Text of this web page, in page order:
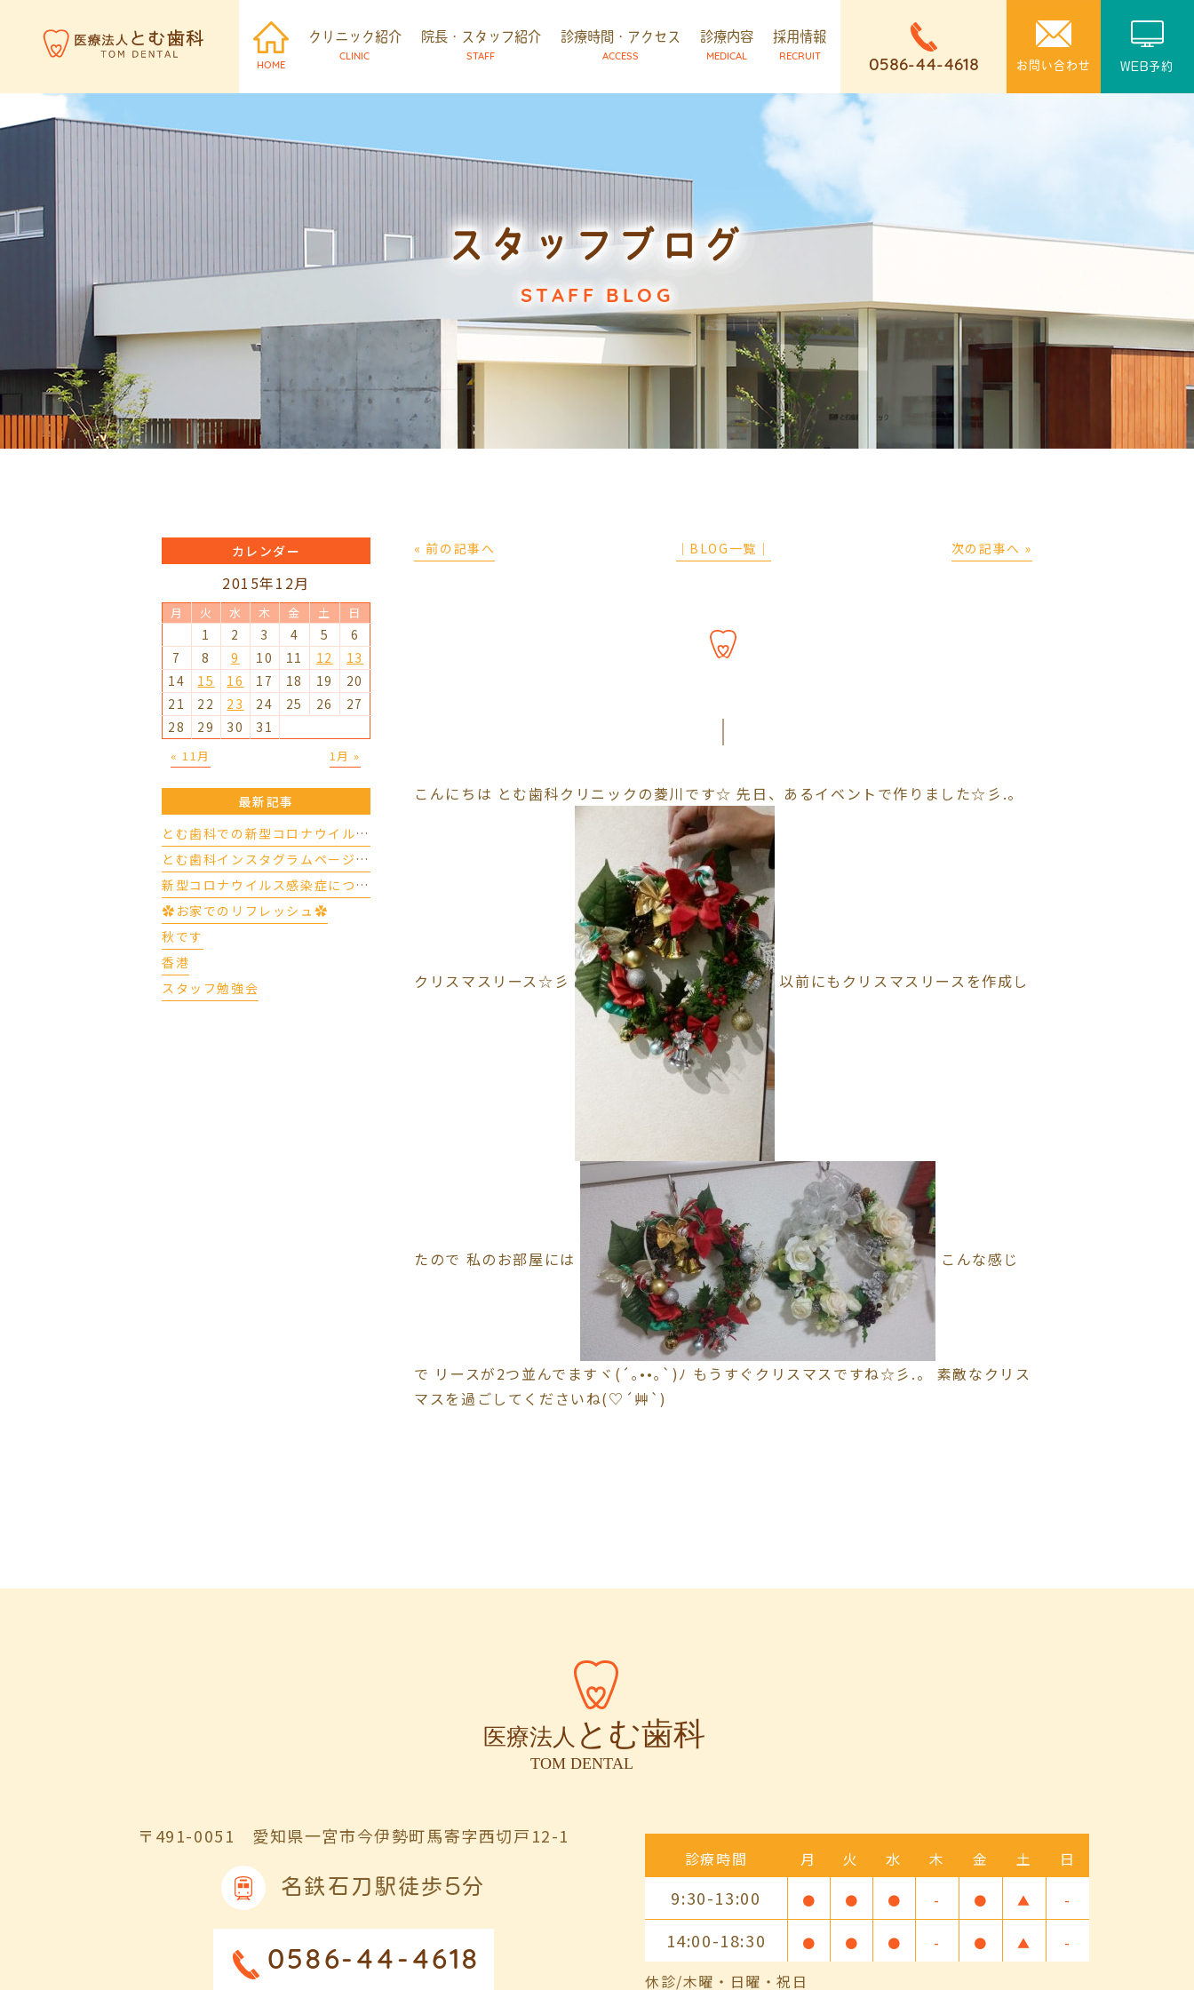
0586-44-4618 お問い合わせ WEB予約
HOME
クリニック紹介
CLINIC
院長・スタッフ紹介
STAFF
診療時間・アクセス
ACCESS
診療内容
MEDICAL
採用情報
RECRUIT
スタッフブログ
STAFF BLOG
« 前の記事へ │BLOG一覧│ 次の記事へ »
こんにちは とむ歯科クリニックの菱川です☆ 先日、あるイベントで作りました☆彡.。
クリスマスリース☆彡 以前にもクリスマスリースを作成し
たので 私のお部屋には こんな感じ
で リースが2つ並んでますヾ(´｡••｡`)ﾉ もうすぐクリスマスですね☆彡.。 素敵なクリス
マスを過ごしてくださいね(♡´艸`)
カレンダー
2015年12月
月 火 水 木 金 土 日
« 11月 1月 »
1 2 3 4 5
6
7
8 9 10 11 12
13
14
15 16 17 18 19
20
21
22 23 24 25 26
27
28
29 30 31
最新記事
とむ歯科での新型コロナウイルスの対応について（4/17更新）
とむ歯科インスタグラムページができました
新型コロナウイルス感染症について
✿お家でのリフレッシュ✿
秋です
香港
スタッフ勉強会
〒491-0051 愛知県一宮市今伊勢町馬寄字西切戸12-1
名鉄石刀駅徒歩5分
0586-44-4618
診療時間 月 火 水 木 金 土 日
9:30-13:00 ● ● ● - ● ▲ -
14:00-18:30 ● ● ● - ● ▲ -
休診/木曜・日曜・祝日